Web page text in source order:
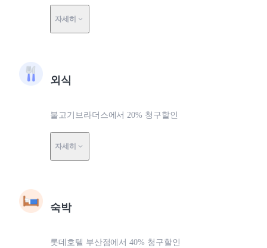
자세히
외식
불고기브라더스에서 20% 청구할인
자세히
숙박
롯데호텔 부산점에서 40% 청구할인